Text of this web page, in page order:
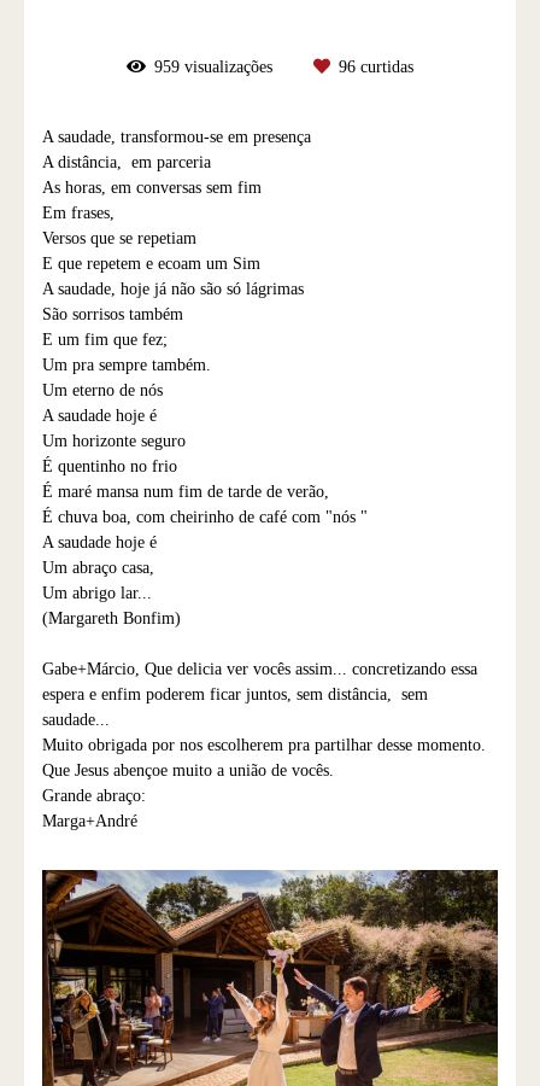
959 visualizações 96 curtidas
A saudade, transformou-se em presença
A distância, em parceria
As horas, em conversas sem fim
Em frases,
Versos que se repetiam
E que repetem e ecoam um Sim
A saudade, hoje já não são só lágrimas
São sorrisos também
E um fim que fez;
Um pra sempre também.
Um eterno de nós
A saudade hoje é
Um horizonte seguro
É quentinho no frio
É maré mansa num fim de tarde de verão,
É chuva boa, com cheirinho de café com "nós "
A saudade hoje é
Um abraço casa,
Um abrigo lar...
(Margareth Bonfim)
Gabe+Márcio, Que delicia ver vocês assim... concretizando essa
espera e enfim poderem ficar juntos, sem distância, sem
saudade...
Muito obrigada por nos escolherem pra partilhar desse momento.
Que Jesus abençoe muito a união de vocês.
Grande abraço:
Marga+André